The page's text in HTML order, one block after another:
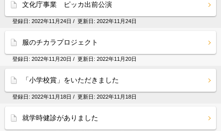
文化庁事業 ピッカ出前公演
登録日: 2022年11月24日 / 更新日: 2022年11月24日
服のチカラプロジェクト
登録日: 2022年11月20日 / 更新日: 2022年11月20日
「小学校賞」をいただきました
登録日: 2022年11月18日 / 更新日: 2022年11月18日
就学時健診がありました